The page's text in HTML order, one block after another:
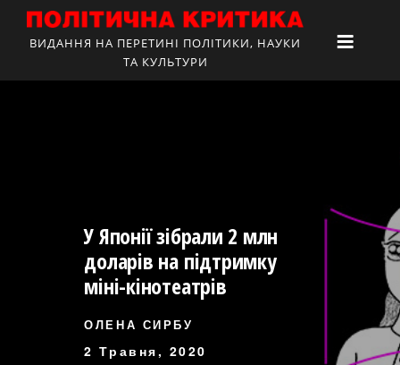
ВИДАННЯ НА ПЕРЕТИНІ ПОЛІТИКИ, НАУКИ
ТА КУЛЬТУРИ
У Японії зібрали 2 млн
доларів на підтримку
міні-кінотеатрів
ОЛЕНА СИРБУ
2 Травня, 2020